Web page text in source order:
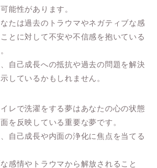
能性があります。
たは過去のトラウマやネガティブな感
とに対して不安や不信感を抱いている
自己成長への抵抗や過去の問題を解決
しているかもしれません。
レで洗濯をする夢はあなたの心の状態
を反映している重要な夢です。
自己成長や内面の浄化に焦点を当てる
感情やトラウマから解放されること